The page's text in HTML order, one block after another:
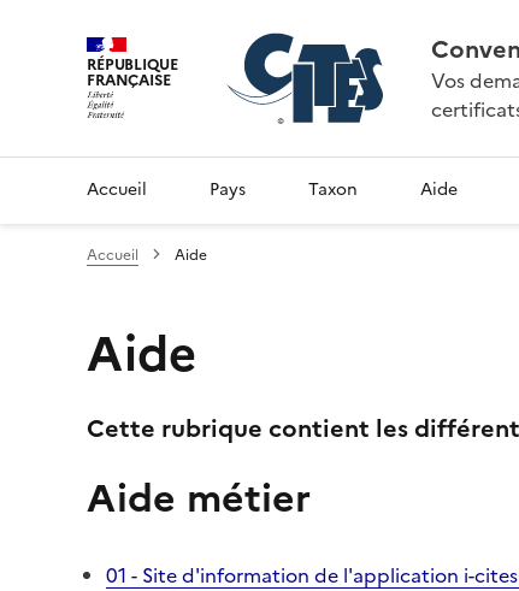
RÉPUBLIQUE
FRANÇAISE
Vos
Accueil Pays Taxon Aide
Accueil Aide
Aide
Cette rubrique contient les
Aide métier
01 - Site d'information de l'application i-cites